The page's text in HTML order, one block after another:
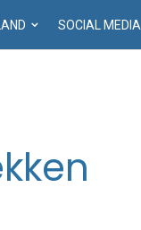
SOCIAL MEDIA